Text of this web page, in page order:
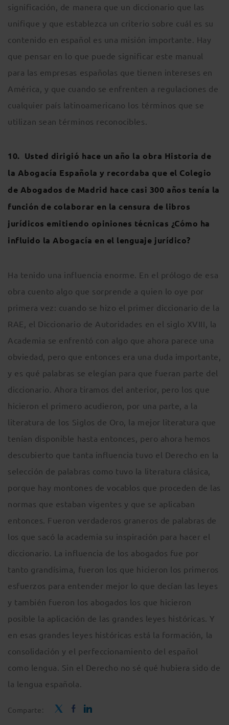
significación, de manera que un diccionario que las
unifique y que establezca un criterio sobre cuál es su
contenido en español es una misión importante. Hay
que pensar en lo que puede significar este manual
para las empresas españolas que tienen intereses en
América, y que cuando se enfrenten a regulaciones de
cualquier país latinoamericano los términos que se
utilizan sean términos reconocibles.
10. Usted dirigió hace un año la obra Historia de
la Abogacía Española y recordaba que el Colegio
de Abogados de Madrid hace casi 300 años tenía la
función de colaborar en la censura de libros
jurídicos emitiendo opiniones técnicas ¿Cómo ha
influido la Abogacía en el lenguaje jurídico?
Ha tenido una influencia enorme. En el prólogo de esa
obra cuento algo que sorprende a quien lo oye por
primera vez: cuando se hizo el primer diccionario de la
RAE, el Diccionario de Autoridades en el siglo XVIII, la
Academia se enfrentó con algo que ahora parece una
obviedad, pero que entonces era una duda importante,
y es qué palabras se elegían para que fueran parte del
diccionario. Ahora tiramos del anterior, pero los que
hicieron el primero acudieron, por una parte, a la
literatura de los Siglos de Oro, la mejor literatura que
tenían disponible hasta entonces, pero ahora hemos
descubierto que tanta influencia tuvo el Derecho en la
selección de palabras como tuvo la literatura clásica,
porque hay montones de vocablos que proceden de las
normas que estaban vigentes y que se aplicaban
entonces. Fueron verdaderos graneros de palabras de
los que sacó la academia su inspiración para hacer el
diccionario. La influencia de los abogados fue por
tanto grandísima, fueron los que hicieron los primeros
esfuerzos para entender mejor lo que decían las leyes
y también fueron los abogados los que hicieron
posible la aplicación de las grandes leyes históricas. Y
en esas grandes leyes históricas está la formación, la
consolidación y el perfeccionamiento del español
como lengua. Sin el Derecho no sé qué hubiera sido de
la lengua española.
Comparte: